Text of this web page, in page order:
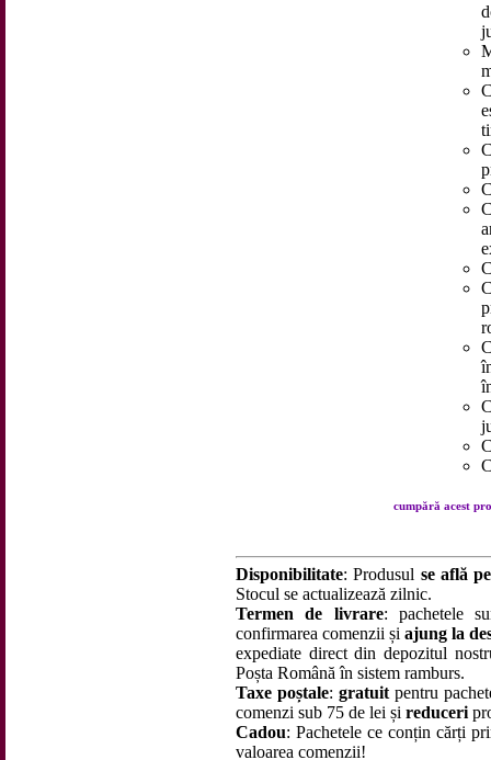
cumpără acest
Disponibilitate: Produsul se află
Stocul se actualizează zilnic.
Termen de livrare: pachetele
confirmarea comenzii șiajung la
expediate direct din depozitul
Poșta Română în sistem ramburs.
Taxe poștale: gratuitpentru
comenzi sub 75 de lei și reduceri
Cadou: Pachetele ce conțin cărți
valoarea comenzii!